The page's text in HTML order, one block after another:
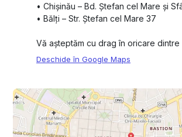
•⁠ ⁠Chișinău – Bd. Ștefan cel Mare și
•⁠ ⁠Bălți – Str. Ștefan cel Mare 37
Vă așteptăm cu drag în oricare
Deschide în Google Maps